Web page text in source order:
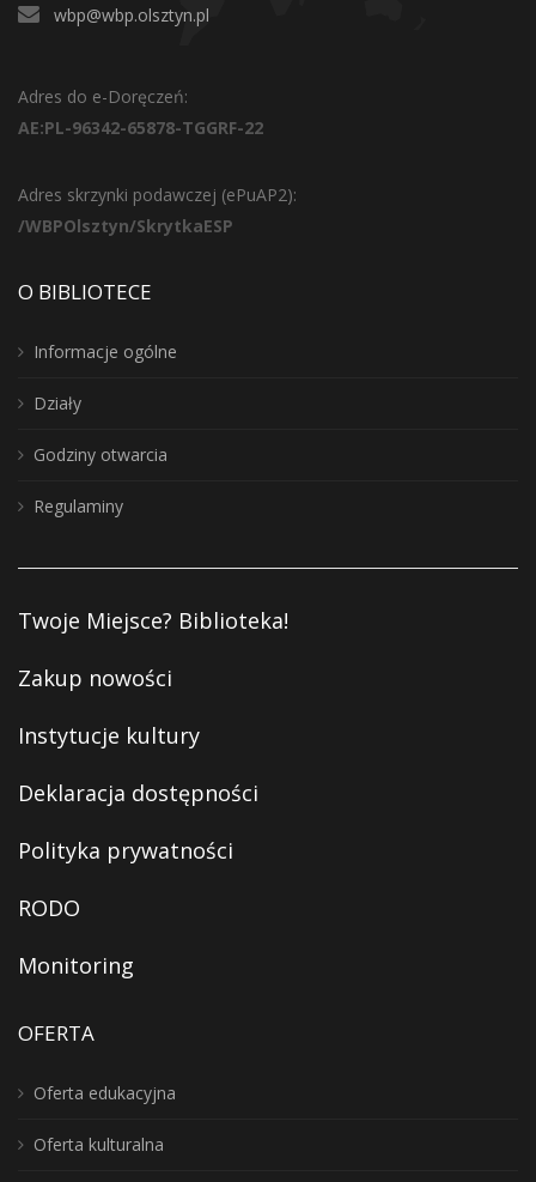
wbp@wbp.olsztyn.pl
Adres do e-Doręczeń:
AE:PL-96342-65878-TGGRF-22
Adres skrzynki podawczej (ePuAP2):
/WBPOlsztyn/SkrytkaESP
O BIBLIOTECE
Informacje ogólne
Działy
Godziny otwarcia
Regulaminy
Twoje Miejsce? Biblioteka!
Zakup nowości
Instytucje kultury
Deklaracja dostępności
Polityka prywatności
RODO
Monitoring
OFERTA
Oferta edukacyjna
Oferta kulturalna